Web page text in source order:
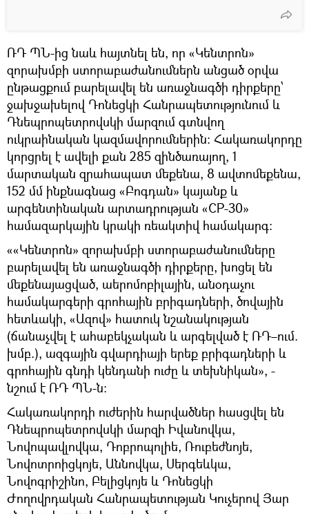
ՌԴ ՊՆ-ից նաև հայտնել են, որ «Կենտրոն»
զորախմբի ստորաբաժանումներն անցած օրվա
ընթացքում բարելավել են առաջնագծի դիրքերը՝
ջախջախելով Դոնեցկի Հանրապետությունում և
Դնեպրոպետրովսկի մարզում գտնվող
ուկրաինական կազմավորումներին։ Հակառակորդը
կորցրել է ավելի քան 285 զինծառայող, 1
մարտական զրահապատ մեքենա, 8 ավտոմեքենա,
152 մմ ինքնագնաց «Բոգդան» կայանք և
արգենտինական արտադրության «СР-30»
համազարկային կրակի ռեակտիվ համակարգ:
««Կենտրոն» զորախմբի ստորաբաժանումները
բարելավել են առաջնագծի դիրքերը, խոցել են
մեքենայացված, աերոմոբիլային, անօդաչու
համակարգերի գրոհային բրիգադների, ծովային
հետևակի, «Ազով» հատուկ նշանակության
(ճանաչվել է ահաբեկչական և արգելված է ՌԴ–ում.
խմբ.), ազգային գվարդիայի երեք բրիգադների և
գրոհային գնդի կենդանի ուժը և տեխնիկան», -
նշում է ՌԴ ՊՆ-ն։
Հակառակորդի ուժերին հարվածներ հասցվել են
Դնեպրոպետրովսկի մարզի Իվանովկա,
Նովոպավլովկա, Դոբրոպոլիե, Ռուբեժնոյե,
Նովոտրոիցկոյե, Աննովկա, Սերգեևկա,
Նովոգրիշինո, Բելիցկոյե և Դոնեցկի
Ժողովրդական Հանրապետության Կուչերով Յար